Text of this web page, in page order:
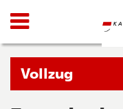
Kanton
Solothurn
Wichtige
Seiten
Navigation
und
Suche
Navigation
Sie
befinden
Vollzug